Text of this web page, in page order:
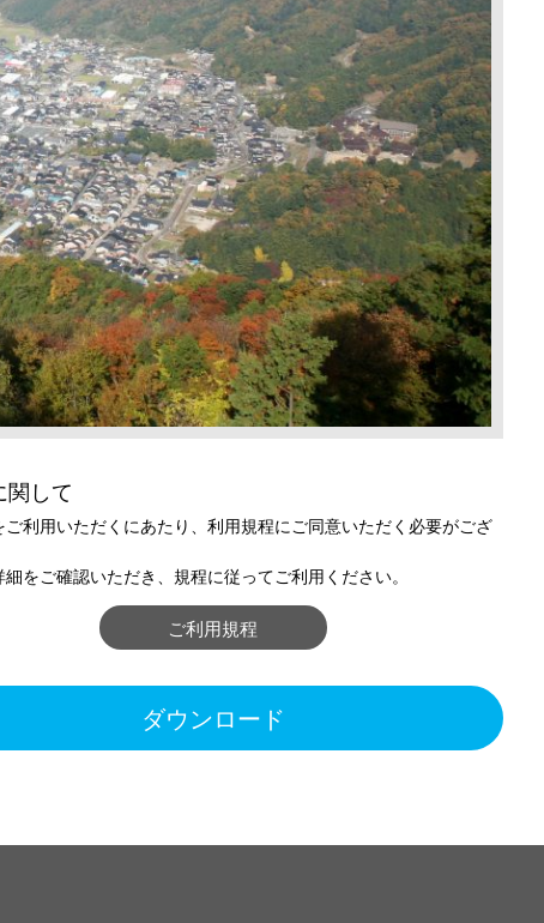
関して
ご利用いただくにあたり、利用規程にご同意いただく必要がござ
をご確認いただき、規程に従ってご利用ください。
ご利用規程
ダウンロード